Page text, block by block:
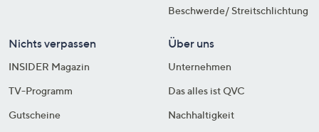
Beschwerde/ Streitschlichtung
Nichts verpassen
INSIDER Magazin
TV-Programm
Gutscheine
Über uns
Unternehmen
Das alles ist QVC
Nachhaltigkeit